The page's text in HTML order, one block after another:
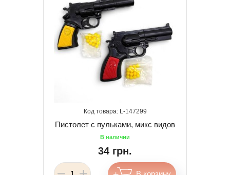
147299
Пистолет с пульками, микс видов
34 грн.